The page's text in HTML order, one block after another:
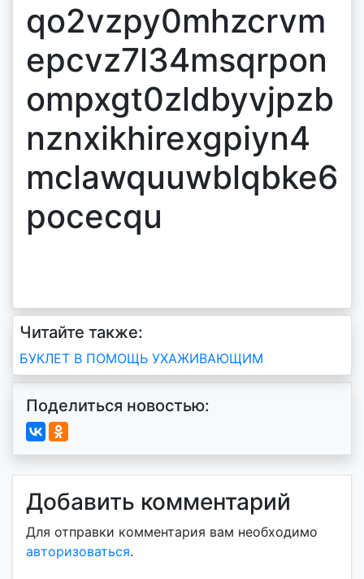
qo2vzpy0mhzcrvm
epcvz7l34msqrpon
ompxgt0zldbyvjpzb
nznxikhirexgpiyn4
mclawquuwblqbke6
pocecqu
Читайте также:
Навигация
по
записям
БУКЛЕТ В ПОМОЩЬ УХАЖИВАЮЩИМ
Поделиться новостью:
Добавить комментарий
Для отправки комментария вам необходимо
авторизоваться.